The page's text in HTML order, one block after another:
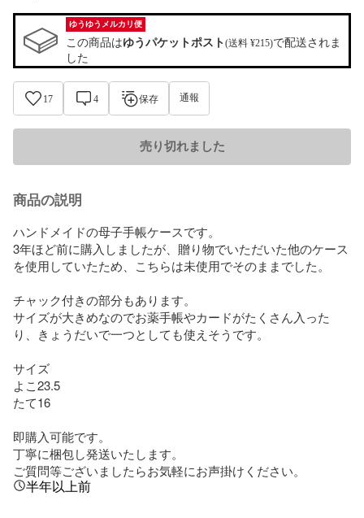
ゆうゆうメルカリ便
この商品はゆうパケットポスト(送料 ¥215)で配送されま
した
17 4 保存 通報
売り切れました
商品の説明
ハンドメイドの母子手帳ケースです。
3年ほど前に購入しましたが、贈り物でいただいた他のケース
を使用していたため、こちらは未使用でそのままでした。
チャック付きの部分もあります。
サイズが大きめなのでお薬手帳やカードがたくさん入った
り、きょうだいで一つとしても使えそうです。
サイズ
よこ23.5
たて16
即購入可能です。
丁寧に梱包し発送いたします。
ご質問等ございましたらお気軽にお声掛けください。
半年以上前